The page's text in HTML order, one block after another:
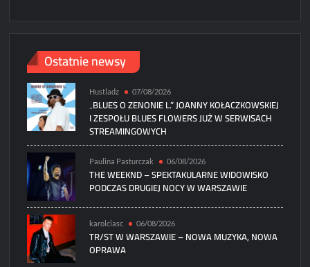
Ostatnie newsy
Hustladz 07/08/2026
„BLUES O ZENONIE L.” JOANNY KOŁACZKOWSKIEJ
I ZESPOŁU BLUES FLOWERS JUŻ W SERWISACH
STREAMINGOWYCH
Paulina Pasturczak 06/08/2026
THE WEEKND – SPEKTAKULARNE WIDOWISKO
PODCZAS DRUGIEJ NOCY W WARSZAWIE
karolciasc 06/08/2026
TR/ST W WARSZAWIE – NOWA MUZYKA, NOWA
OPRAWA